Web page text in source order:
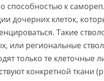
способностью к
дочерних клеток,
Такие
или региональные
только те клеточные
конкретной ткани